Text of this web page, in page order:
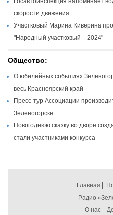
скорости движения
Участковый Марина Киверина
"Народный участковый – 2024"
Общество:
О юбилейных событиях
весь Красноярский край
Пресс-тур Ассоциации
Зеленогорске
Новогоднюю сказку во дворе
стали участниками конкурса
Главная
Радио
О нас